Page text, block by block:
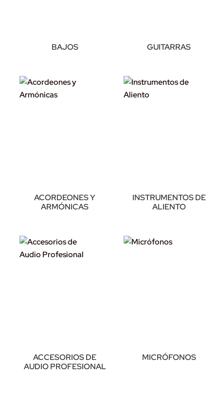
BAJOS GUITARRAS
ACORDEONES Y
ARMÓNICAS
INSTRUMENTOS DE
ALIENTO
ACCESORIOS DE
AUDIO PROFESIONAL
MICRÓFONOS